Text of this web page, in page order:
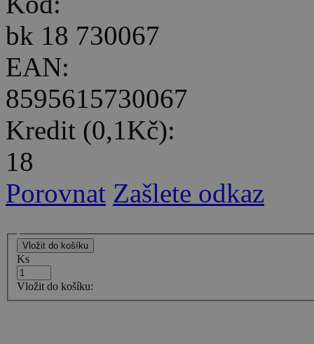
bk 18 730067
EAN:
8595615730067
Kredit (0,1Kč):
18
Porovnat Zašlete odkaz
Ks
Vložit do košíku: